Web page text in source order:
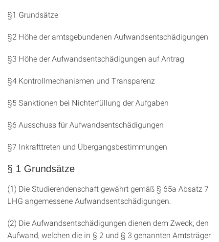
§1 Grundsätze
§2 Höhe der amtsgebundenen Aufwandsentschädigungen
§3 Höhe der Aufwandsentschädigungen auf Antrag
§4 Kontrollmechanismen und Transparenz
§5 Sanktionen bei Nichterfüllung der Aufgaben
§6 Ausschuss für Aufwandsentschädigungen
§7 Inkrafttreten und Übergangsbestimmungen
§ 1 Grundsätze
(1) Die Studierendenschaft gewährt gemäß § 65a Absatz 7
LHG angemessene Aufwandsentschädigungen.
(2) Die Aufwandsentschädigungen dienen dem Zweck, den
Aufwand, welchen die in § 2 und § 3 genannten Amtsträger